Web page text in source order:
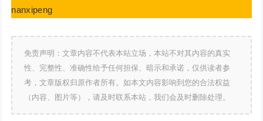
nanxipeng
免责声明：文章内容不代表本站立场，本站不对其内容的真实
性、完整性、准确性给予任何担保、暗示和承诺，仅供读者参
考，文章版权归原作者所有。如本文内容影响到您的合法权益
（内容、图片等），请及时联系本站，我们会及时删除处理。